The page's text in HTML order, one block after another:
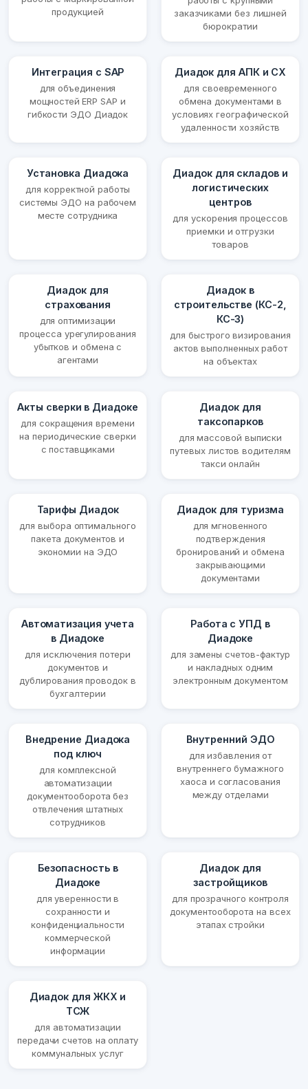
продукцией
заказчиками без лишней
бюрократии
Интеграция с SAP
для объединения
мощностей ERP SAP и
гибкости ЭДО Диадок
Диадок для АПК и СХ
для своевременного
обмена документами в
условиях географической
удаленности хозяйств
Установка Диадока
для корректной работы
системы ЭДО на рабочем
месте сотрудника
Диадок для складов и
логистических
центров
для ускорения процессов
приемки и отгрузки
товаров
Диадок для
страхования
для оптимизации
процесса урегулирования
убытков и обмена с
агентами
Диадок в
строительстве (КС-2,
КС-3)
для быстрого визирования
актов выполненных работ
на объектах
Акты сверки в Диадоке
для сокращения времени
на периодические сверки
с поставщиками
Диадок для
таксопарков
для массовой выписки
путевых листов водителям
такси онлайн
Тарифы Диадок
для выбора оптимального
пакета документов и
экономии на ЭДО
Диадок для туризма
для мгновенного
подтверждения
бронирований и обмена
закрывающими
документами
Автоматизация учета
в Диадоке
для исключения потери
документов и
дублирования проводок в
бухгалтерии
Работа с УПД в
Диадоке
для замены счетов-фактур
и накладных одним
электронным документом
Внедрение Диадока
под ключ
для комплексной
автоматизации
документооборота без
отвлечения штатных
сотрудников
Внутренний ЭДО
для избавления от
внутреннего бумажного
хаоса и согласования
между отделами
Безопасность в
Диадоке
для уверенности в
сохранности и
конфиденциальности
коммерческой
информации
Диадок для
застройщиков
для прозрачного контроля
документооборота на всех
этапах стройки
Диадок для ЖКХ и
ТСЖ
для автоматизации
передачи счетов на оплату
коммунальных услуг